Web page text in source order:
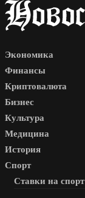
Экономика
Финансы
Криптовалюта
Бизнес
Культура
Медицина
История
Спорт
Ставки на спорт